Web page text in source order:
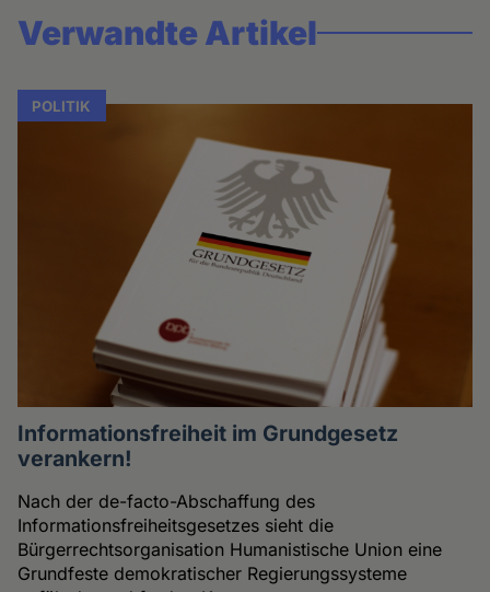
Verwandte Artikel
POLITIK
Informationsfreiheit im Grundgesetz
verankern!
Nach der de-facto-Abschaffung des
Informationsfreiheitsgesetzes sieht die
Bürgerrechtsorganisation Humanistische Union eine
Grundfeste demokratischer Regierungssysteme